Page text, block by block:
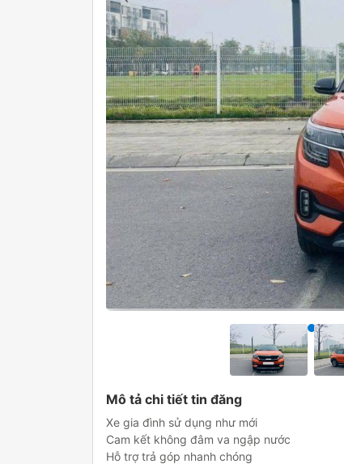
Mô tả chi tiết tin đăng
Xe gia đình sử dụng như mới
Cam kết không đâm va ngập nước
Hỗ trợ trả góp nhanh chóng